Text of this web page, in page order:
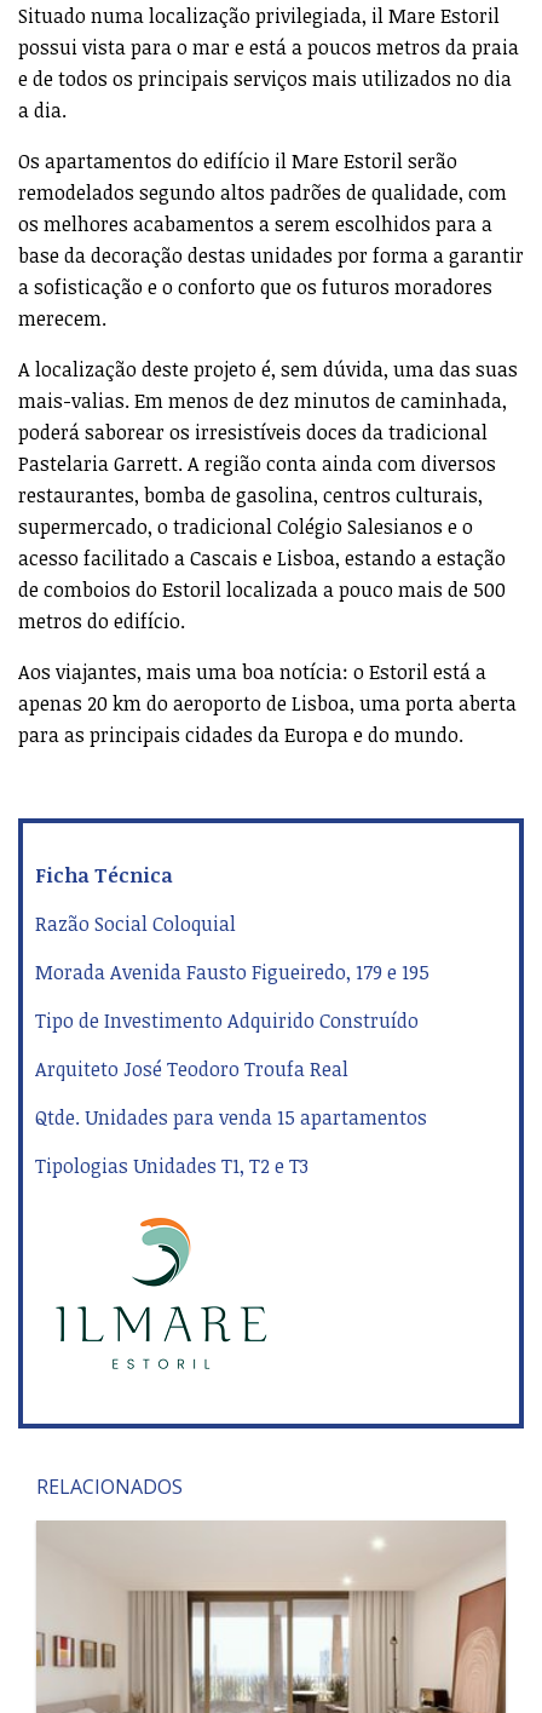
Situado numa localização privilegiada, il Mare Estoril
possui vista para o mar e está a poucos metros da praia
e de todos os principais serviços mais utilizados no dia
a dia.
Os apartamentos do edifício il Mare Estoril serão
remodelados segundo altos padrões de qualidade, com
os melhores acabamentos a serem escolhidos para a
base da decoração destas unidades por forma a garantir
a sofisticação e o conforto que os futuros moradores
merecem.
A localização deste projeto é, sem dúvida, uma das suas
mais-valias. Em menos de dez minutos de caminhada,
poderá saborear os irresistíveis doces da tradicional
Pastelaria Garrett. A região conta ainda com diversos
restaurantes, bomba de gasolina, centros culturais,
supermercado, o tradicional Colégio Salesianos e o
acesso facilitado a Cascais e Lisboa, estando a estação
de comboios do Estoril localizada a pouco mais de 500
metros do edifício.
Aos viajantes, mais uma boa notícia: o Estoril está a
apenas 20 km do aeroporto de Lisboa, uma porta aberta
para as principais cidades da Europa e do mundo.
Ficha Técnica
Razão Social Coloquial
Morada Avenida Fausto Figueiredo, 179 e 195
Tipo de Investimento Adquirido Construído
Arquiteto José Teodoro Troufa Real
Qtde. Unidades para venda 15 apartamentos
Tipologias Unidades T1, T2 e T3
RELACIONADOS